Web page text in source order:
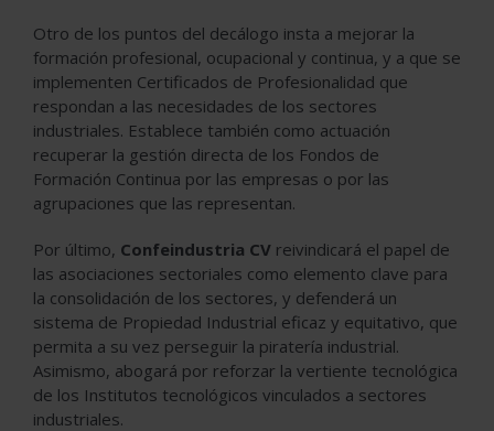
Otro de los puntos del decálogo insta a mejorar la
formación profesional, ocupacional y continua, y a que se
implementen Certificados de Profesionalidad que
respondan a las necesidades de los sectores
industriales. Establece también como actuación
recuperar la gestión directa de los Fondos de
Formación Continua por las empresas o por las
agrupaciones que las representan.
Por último, Confeindustria CV reivindicará el papel de
las asociaciones sectoriales como elemento clave para
la consolidación de los sectores, y defenderá un
sistema de Propiedad Industrial eficaz y equitativo, que
permita a su vez perseguir la piratería industrial.
Asimismo, abogará por reforzar la vertiente tecnológica
de los Institutos tecnológicos vinculados a sectores
industriales.